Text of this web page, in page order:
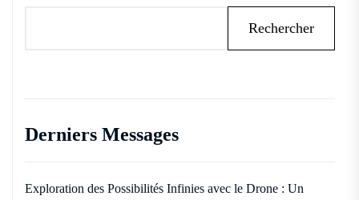
Rechercher
Derniers Messages
Exploration des Possibilités Infinies avec le Drone : Un